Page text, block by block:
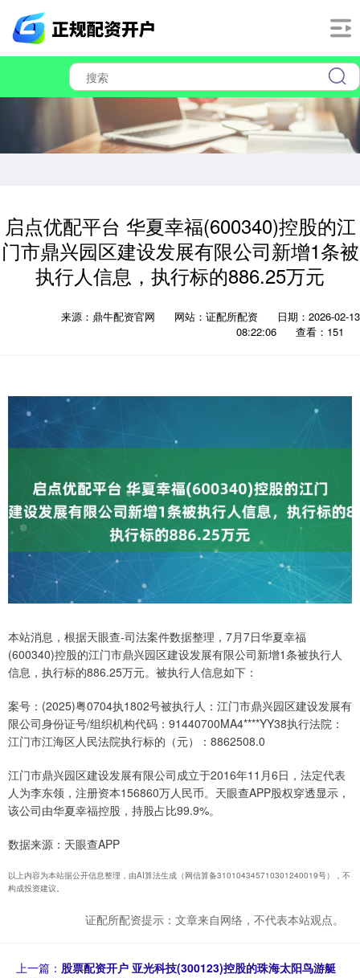
启点优配平台 华夏幸福(600340)控股的江
门市鼎兴园区建设发展有限公司新增1条被
执行人信息，执行标的886.25万元
来源：鼎牛配资官网 网站：证配所配资
日期：2026-02-13
08:22:06
查看：151
本站消息，根据天眼查-司法案件数据整理，7月7日华夏幸福
(600340)控股的江门市鼎兴园区建设发展有限公司新增1条被执行人
信息，执行标的886.25万元。被执行人信息如下：
案号：(2025)粤0704执1802号被执行人：江门市鼎兴园区建设发展有
限公司身份证号/组织机构代码：91440700MA4****YY38执行法院：
江门市江海区人民法院执行标的（元）：8862508.0
江门市鼎兴园区建设发展有限公司成立于2016年11月6日，法定代表
人为李东领，注册资本156860万人民币。天眼查APP股权穿透显示，
该公司由华夏幸福控股，持股占比99.9%。
数据来源：天眼查APP
以上内容为本站据公开信息整理，由AI算法生成（网信算备310104345710301240019号），不
构成投资建议。
证配所配资提示：文章来自网络，不代表本站观点。
上一篇： 股票配资开户 亚光科技(300123)控股的珠海太阳鸟游艇